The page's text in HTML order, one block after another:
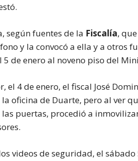
según fuentes de la Fiscalía,
y la convocó a ella y a otros
de enero al noveno piso del
el 4 de enero, el fiscal José
oficina de Duarte, pero al ver
puertas, procedió a
videos de seguridad, el